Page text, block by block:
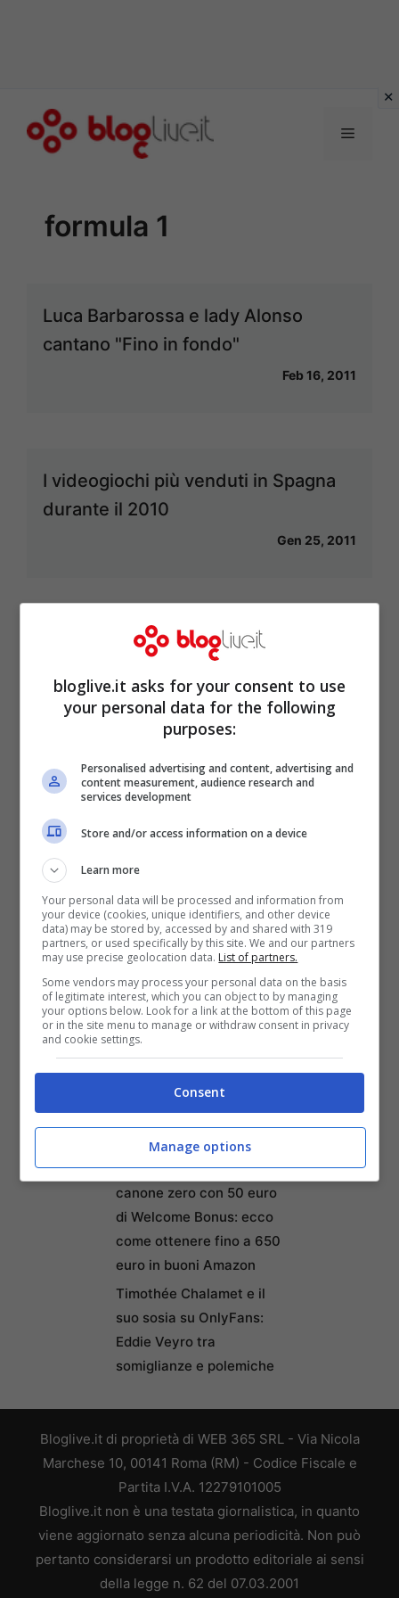
Menu
formula 1
Luca Barbarossa e lady Alonso
cantano "Fino in fondo"
Feb 16, 2011
I videogiochi più venduti in Spagna
durante il 2010
Gen 25, 2011
… 6
Articoli recentiScopri l’Ebook Ideale per
le tue Letture Estive in
Imperdibile su Amazon!
Abel Ferrara: la mia
dipendenza da crack e la
redenzione a Napoli
Come creare un menu
digitale gratuito per il
ristorante con MenuForma
Federico Venco: Il tragico
che ha pagato con la vita
un gesto di gentilezza
Credit Agricole lancia un
nuovo conto online a
canone zero con 50 euro
di Welcome Bonus: ecco
come ottenere fino a 650
euro in buoni Amazon
Timothée Chalamet e il
suo sosia su OnlyFans:
Eddie Veyro tra
somiglianze e polemiche
Bloglive.it di proprietà di WEB 365 SRL - Via Nicola
Marchese 10, 00141 Roma (RM) - Codice Fiscale e
Partita I.V.A. 12279101005
Bloglive.it non è una testata giornalistica, in quanto
viene aggiornato senza alcuna periodicità. Non può
pertanto considerarsi un prodotto editoriale ai sensi
della legge n. 62 del 07.03.2001
bloglive.it asks for your consent to use
your personal data for the following
purposes:
Personalised advertising and content, advertising and
content measurement, audience research and
services development
Store and/or access information on a device
Learn more
Your personal data will be processed and information from
your device (cookies, unique identifiers, and other device
data) may be stored by, accessed by and shared with 319
partners, or used specifically by this site. We and our partners
may use precise geolocation data. List of partners.
Some vendors may process your personal data on the basis
of legitimate interest, which you can object to by managing
your options below. Look for a link at the bottom of this page
or in the site menu to manage or withdraw consent in privacy
and cookie settings.
Consent
Manage options